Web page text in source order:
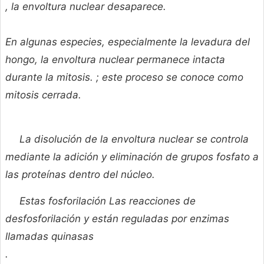
, la envoltura nuclear desaparece.
En algunas especies, especialmente la levadura del
hongo, la envoltura nuclear permanece intacta
durante la mitosis. ; este proceso se conoce como
mitosis cerrada.
La disolución de la envoltura nuclear se controla
mediante la adición y eliminación de grupos fosfato a
las proteínas dentro del núcleo.
Estas fosforilación Las reacciones de
desfosforilación y están reguladas por enzimas
llamadas quinasas
.